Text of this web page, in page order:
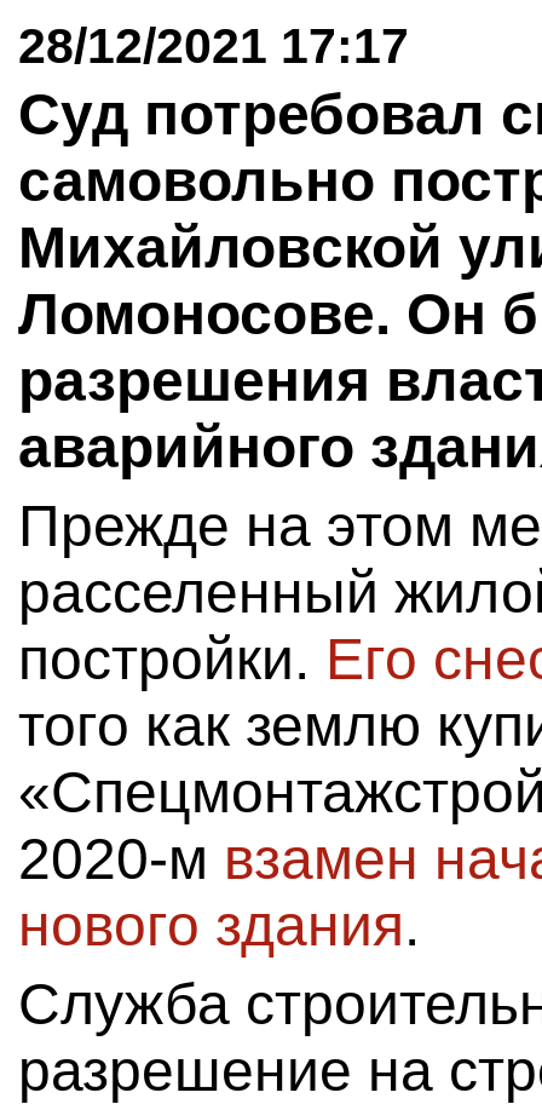
28/12/2021 17:17
Суд потребовал
самовольно
Михайловской
Ломоносове. Он
разрешения
аварийного
Прежде на этом
расселенный
постройки. Его
того как землю
2020-м взамен
нового здания.
Служба
разрешение на